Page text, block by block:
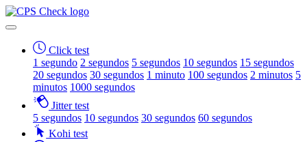
Click test
1 segundo 2 segundos 5 segundos 10 segundos 15 segundos
20 segundos 30 segundos 1 minuto 100 segundos 2 minutos 5
minutos 1000 segundos
Jitter test
5 segundos 10 segundos 30 segundos 60 segundos
Kohi test